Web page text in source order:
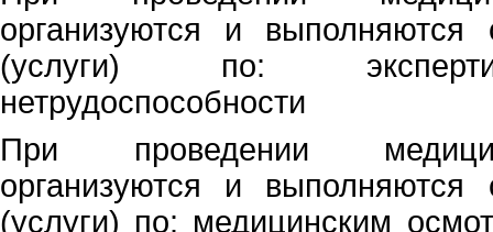
организуются и
(услуги) по:
нетрудоспособности
При проведении
организуются и
(услуги) по: медицинским